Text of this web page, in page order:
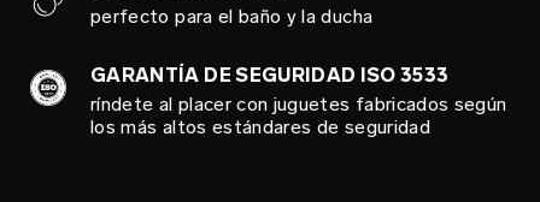
perfecto para el baño y la ducha
GARANTÍA DE SEGURIDAD ISO 3533
ríndete al placer con juguetes fabricados según
los más altos estándares de seguridad